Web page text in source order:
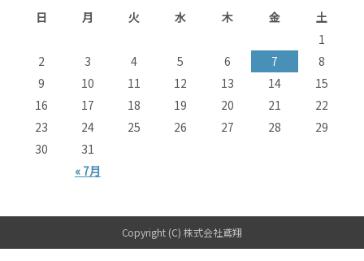
日
月 火 水 木 金 土
« 7月
1
2
3 4 5 6 7
8
9
10 11 12 13 14
15
16
17 18 19 20 21
22
23
24 25 26 27 28
29
30
31
Copyright (C) 株式会社鳶翔